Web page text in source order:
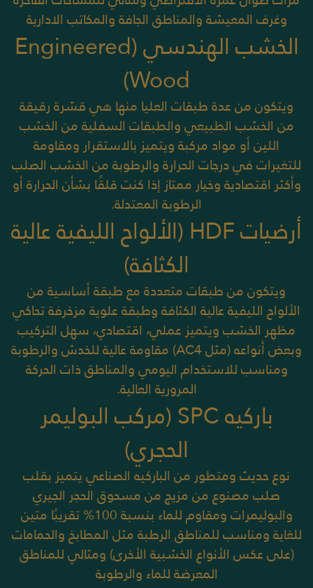
وغرف المعيشة والمناطق الجافة والمكاتب الادارية
الخشب الهندسي (Engineered
Wood)
ويتكون من عدة طبقات العليا منها هي قشرة رقيقة
من الخشب الطبيعي والطبقات السفلية من الخشب
اللين أو مواد مركبةويتميز بالاستقرار ومقاومة
للتغيرات في درجات الحرارة والرطوبة من الخشب الصلب
وأكثر اقتصاديةوخيار ممتاز إذا كنت قلقًا بشأن الحرارة أو
الرطوبة المعتدلة.
أرضيات HDF (الألواح الليفية عالية
الكثافة)
ويتكون من طبقات متعددة مع طبقة أساسية من
الألواح الليفية عالية الكثافة وطبقة علوية مزخرفة تحاكي
مظهر الخشبويتميز عملي، اقتصادي، سهل التركيب
وبعض أنواعه (مثل AC4) مقاومة عالية للخدش والرطوبة
ومناسب للاستخدام اليومي والمناطق ذات الحركة
المرورية العالية.
باركيه SPC (مركب البوليمر
الحجري)
نوع حديث ومتطور من الباركيه الصناعي يتميز بقلب
صلب مصنوع من مزيج من مسحوق الحجر الجيري
والبوليمرات ومقاوم للماء بنسبة 100% تقريبًا متين
للغاية ومناسب للمناطق الرطبة مثل المطابخ والحمامات
(على عكس الأنواع الخشبية الأخرى)ومثالي للمناطق
المعرضة للماء والرطوبة